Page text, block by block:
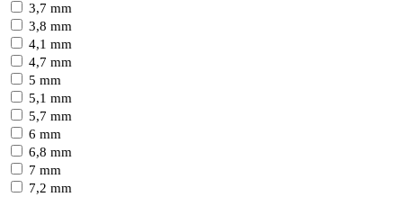
3,7 mm
3,8 mm
4,1 mm
4,7 mm
5 mm
5,1 mm
5,7 mm
6 mm
6,8 mm
7 mm
7,2 mm